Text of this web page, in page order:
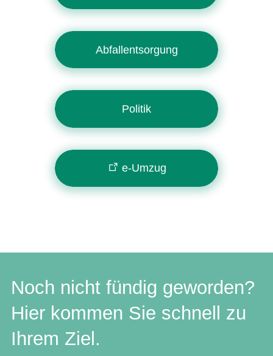
Abfallentsorgung
Politik
e-Umzug
Noch nicht fündig geworden?
Hier kommen Sie schnell zu
Ihrem Ziel.